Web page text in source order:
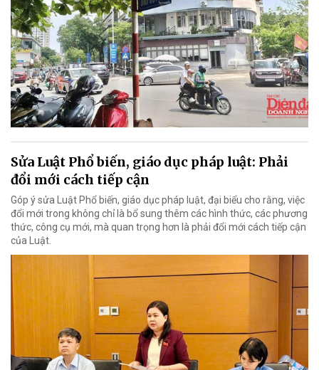
Sửa Luật Phổ biến, giáo dục pháp luật: Phải
đổi mới cách tiếp cận
Góp ý sửa Luật Phổ biến, giáo dục pháp luật, đại biểu cho rằng, việc
đổi mới trong không chỉ là bổ sung thêm các hình thức, các phương
thức, công cụ mới, mà quan trọng hơn là phải đổi mới cách tiếp cận
của Luật.